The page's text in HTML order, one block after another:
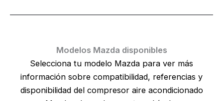
Modelos Mazda disponibles
Selecciona tu modelo Mazda para ver más
información sobre compatibilidad, referencias y
disponibilidad del compresor aire acondicionado